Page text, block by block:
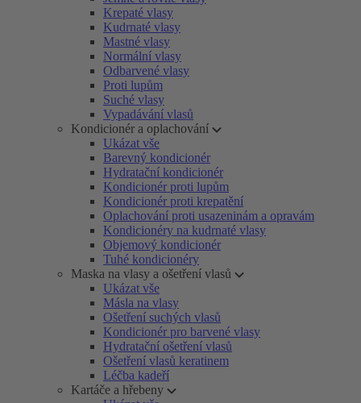
Krepaté vlasy
Kudrnaté vlasy
Mastné vlasy
Normální vlasy
Odbarvené vlasy
Proti lupům
Suché vlasy
Vypadávání vlasů
Kondicionér a oplachování
Ukázat vše
Barevný kondicionér
Hydratační kondicionér
Kondicionér proti lupům
Kondicionér proti krepatění
Oplachování proti usazeninám a opravám
Kondicionéry na kudrnaté vlasy
Objemový kondicionér
Tuhé kondicionéry
Maska na vlasy a ošetření vlasů
Ukázat vše
Másla na vlasy
Ošetření suchých vlasů
Kondicionér pro barvené vlasy
Hydratační ošetření vlasů
Ošetření vlasů keratinem
Léčba kadeří
Kartáče a hřebeny